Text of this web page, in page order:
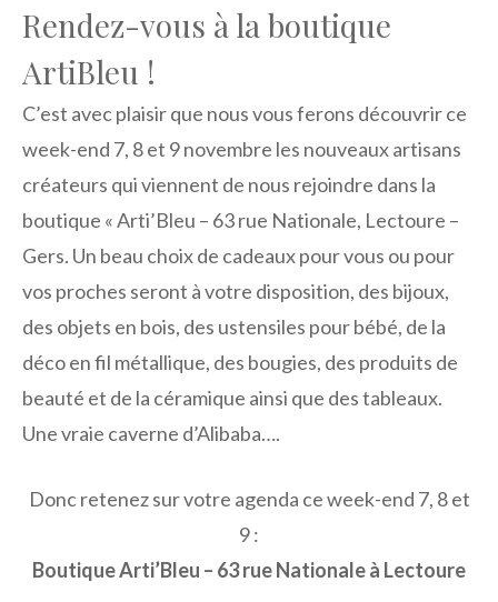
Rendez-vous à la boutique
ArtiBleu !
C’est avec plaisir que nous vous ferons découvrir ce
week-end 7, 8 et 9 novembre les nouveaux artisans
créateurs qui viennent de nous rejoindre dans la
boutique « Arti’Bleu – 63 rue Nationale, Lectoure –
Gers. Un beau choix de cadeaux pour vous ou pour
vos proches seront à votre disposition, des bijoux,
des objets en bois, des ustensiles pour bébé, de la
déco en fil métallique, des bougies, des produits de
beauté et de la céramique ainsi que des tableaux.
Une vraie caverne d’Alibaba….
Donc retenez sur votre agenda ce week-end 7, 8 et
9 :
Boutique Arti’Bleu – 63 rue Nationale à Lectoure